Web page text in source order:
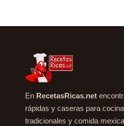
En RecetasRicas.net
rápidas y caseras para
tradicionales y comida